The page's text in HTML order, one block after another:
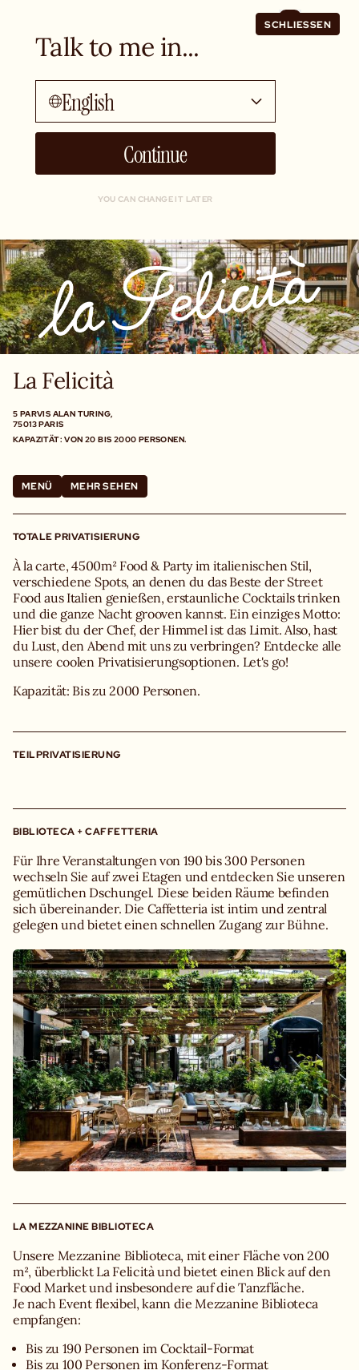
Talk to me in...
English
Continue
YOU CAN CHANGE IT LATER
SCHLIESSEN
La Felicità
5 PARVIS ALAN TURING,
75013 PARIS
KAPAZITÄT: VON 20 BIS 2000 PERSONEN.
MENÜ MEHR SEHEN
TOTALE PRIVATISIERUNG
À la carte, 4500m² Food & Party im italienischen Stil,
verschiedene Spots, an denen du das Beste der Street
Food aus Italien genießen, erstaunliche Cocktails trinken
und die ganze Nacht grooven kannst. Ein einziges Motto:
Hier bist du der Chef, der Himmel ist das Limit. Also, hast
du Lust, den Abend mit uns zu verbringen? Entdecke alle
unsere coolen Privatisierungsoptionen. Let's go!
Kapazität: Bis zu 2000 Personen.
TEILPRIVATISIERUNG
BIBLIOTECA + CAFFETTERIA
Für Ihre Veranstaltungen von 190 bis 300 Personen
wechseln Sie auf zwei Etagen und entdecken Sie unseren
gemütlichen Dschungel. Diese beiden Räume befinden
sich übereinander. Die Caffetteria ist intim und zentral
gelegen und bietet einen schnellen Zugang zur Bühne.
LA MEZZANINE BIBLIOTECA
Unsere Mezzanine Biblioteca, mit einer Fläche von 200
m², überblickt La Felicità und bietet einen Blick auf den
Food Market und insbesondere auf die Tanzfläche.
Je nach Event flexibel, kann die Mezzanine Biblioteca
empfangen:
Bis zu 190 Personen im Cocktail-Format
Bis zu 100 Personen im Konferenz-Format